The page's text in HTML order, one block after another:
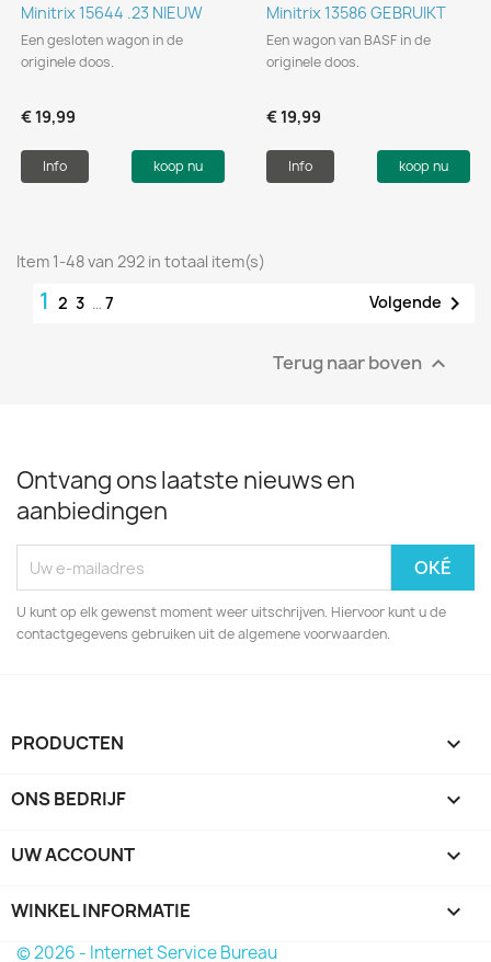
Minitrix 15644 .23 NIEUW
Een gesloten wagon in de
originele doos.
€ 19,99
Info koop nu
Minitrix 13586 GEBRUIKT
Een wagon van BASF in de
originele doos.
€ 19,99
Info koop nu
Item 1-48 van 292 in totaal item(s)
1 2 3 … 7 Volgende 
Terug naar boven 
Ontvang ons laatste nieuws en
aanbiedingen
U kunt op elk gewenst moment weer uitschrijven. Hiervoor kunt u de
contactgegevens gebruiken uit de algemene voorwaarden.
PRODUCTEN 
ONS BEDRIJF 
UW ACCOUNT 
WINKEL INFORMATIE keyboard_arrow_down
© 2026 - Internet Service Bureau